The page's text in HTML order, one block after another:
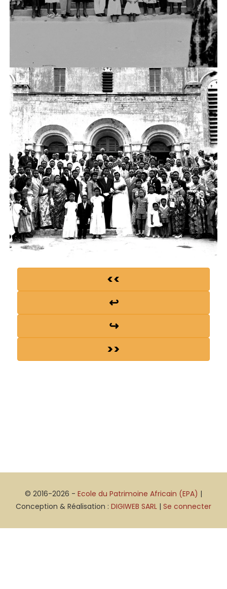
<<
↩
↪
>>
© 2016-2026 - Ecole du Patrimoine Africain (EPA) |
Conception & Réalisation : DIGIWEB SARL | Se connecter